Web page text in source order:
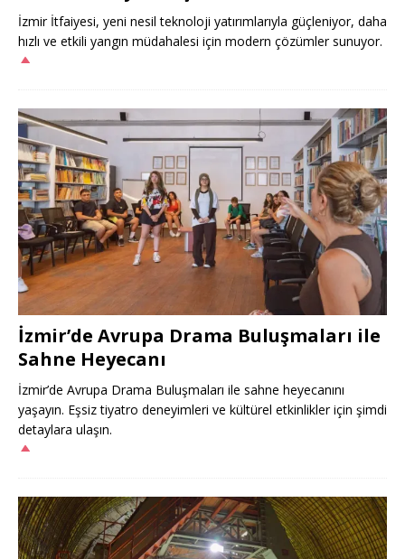
İzmir İtfaiyesi, yeni nesil teknoloji yatırımlarıyla güçleniyor, daha
hızlı ve etkili yangın müdahalesi için modern çözümler sunuyor.
İzmir’de Avrupa Drama Buluşmaları ile
Sahne Heyecanı
İzmir’de Avrupa Drama Buluşmaları ile sahne heyecanını
yaşayın. Eşsiz tiyatro deneyimleri ve kültürel etkinlikler için şimdi
detaylara ulaşın.